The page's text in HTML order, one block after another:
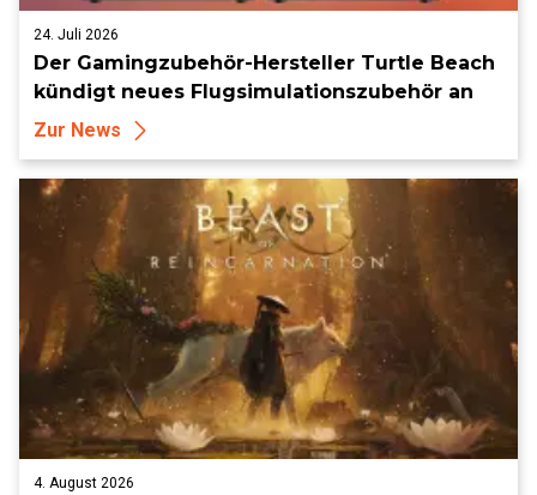
24. Juli 2026
Der Gamingzubehör-Hersteller Turtle Beach
kündigt neues Flugsimulationszubehör an
Zur News
4. August 2026